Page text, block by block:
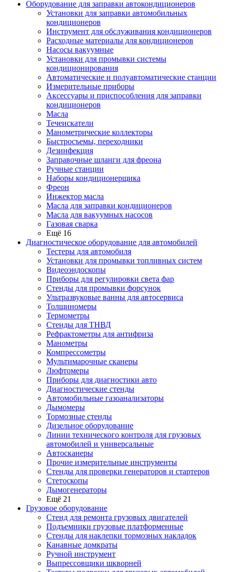
Оборудование для заправки автокондиционеров
Установки для заправки автомобильных
кондиционеров
Инструмент для обслуживания кондиционеров
Расходные материалы для кондиционеров
Насосы вакуумные
Установки для промывки системы
кондиционирования
Автоматические и полуавтоматические станции
Измерительные приборы
Аксессуары и приспособления для заправки
кондиционеров
Масла
Течеискатели
Манометрические коллекторы
Быстросъемы, переходники
Дезинфекция
Заправочные шланги для фреона
Ручные станции
Наборы кондиционерщика
Фреон
Инжектор масла
Масла для заправки кондиционеров
Масла для вакуумных насосов
Газовая сварка
Ещё 16
Диагностическое оборудование для автомобилей
Тестеры для автомобиля
Установки для промывки топливных систем
Видеоэндоскопы
Приборы для регулировки света фар
Стенды для промывки форсунок
Ультразвуковые ванны для автосервиса
Толщиномеры
Термометры
Стенды для ТНВД
Рефрактометры для антифриза
Манометры
Компрессометры
Мультимарочные сканеры
Люфтомеры
Приборы для диагностики авто
Диагностические стенды
Автомобильные газоанализаторы
Дымомеры
Тормозные стенды
Дизельное оборудование
Линии технического контроля для грузовых
автомобилей и универсальные
Автосканеры
Прочие измерительные инструменты
Стенды для проверки генераторов и стартеров
Стетоскопы
Дымогенераторы
Ещё 21
Грузовое оборудование
Стенд для ремонта грузовых двигателей
Подъемники грузовые платформенные
Стенды для наклепки тормозных накладок
Канавные домкраты
Ручной инструмент
Выпрессовщики шкворней